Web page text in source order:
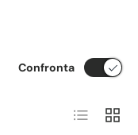
Confronta
Elenco